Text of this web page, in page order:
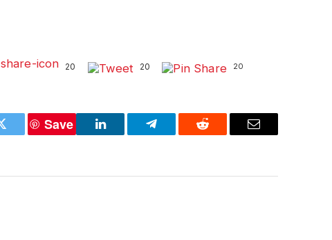
20 20 20
Twitter
Save
LinkedIn Telegram Reddit Email